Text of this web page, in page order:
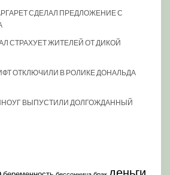
СДЕЛАЛ ПРЕДЛОЖЕНИЕ С
СТРАХУЕТ ЖИТЕЛЕЙ ОТ ДИКОЙ
ОТКЛЮЧИЛИ В РОЛИКЕ ДОНАЛЬДА
ВЫПУСТИЛИ ДОЛГОЖДАННЫЙ
деньги